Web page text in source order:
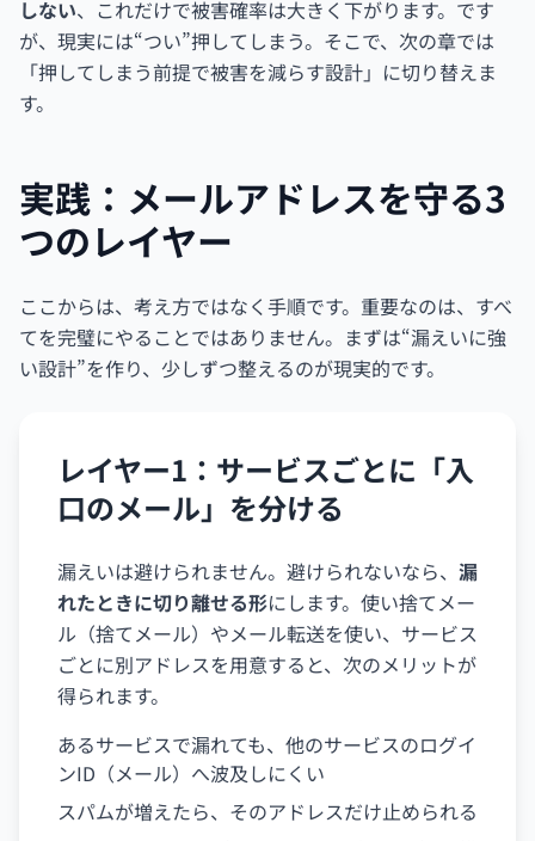
しない、これだけで被害確率は大きく下がります。です
が、現実には“つい”押してしまう。そこで、次の章では
「押してしまう前提で被害を減らす設計」に切り替えま
す。
実践：メールアドレスを守る3
つのレイヤー
ここからは、考え方ではなく手順です。重要なのは、すべ
てを完璧にやることではありません。まずは“漏えいに強
い設計”を作り、少しずつ整えるのが現実的です。
レイヤー1：サービスごとに「入
口のメール」を分ける
漏えいは避けられません。避けられないなら、 漏
れたときに切り離せる形にします。使い捨てメー
ル（捨てメール）やメール転送を使い、サービス
ごとに別アドレスを用意すると、次のメリットが
得られます。
あるサービスで漏れても、他のサービスのログイ
ンID（メール）へ波及しにくい
スパムが増えたら、そのアドレスだけ止められる